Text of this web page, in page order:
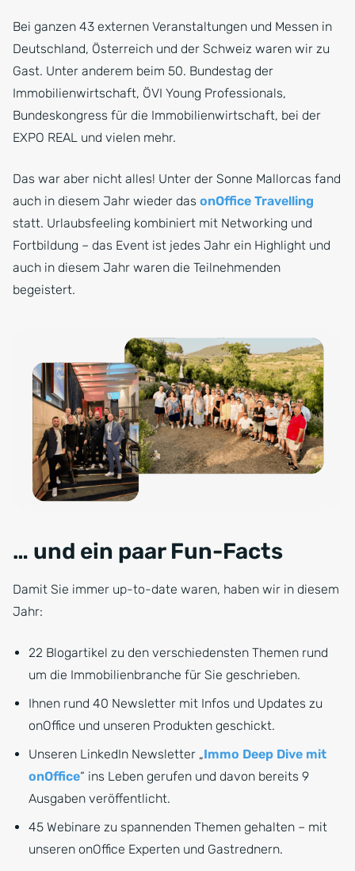
Bei ganzen 43 externen Veranstaltungen und Messen in
Deutschland, Österreich und der Schweiz waren wir zu
Gast. Unter anderem beim 50. Bundestag der
Immobilienwirtschaft, ÖVI Young Professionals,
Bundeskongress für die Immobilienwirtschaft, bei der
EXPO REAL und vielen mehr.
Das war aber nicht alles! Unter der Sonne Mallorcas fand
auch in diesem Jahr wieder das onOffice Travelling
statt. Urlaubsfeeling kombiniert mit Networking und
Fortbildung – das Event ist jedes Jahr ein Highlight und
auch in diesem Jahr waren die Teilnehmenden
begeistert.
… und ein paar Fun-Facts
Damit Sie immer up-to-date waren, haben wir in diesem
Jahr:
22 Blogartikel zu den verschiedensten Themen rund
um die Immobilienbranche für Sie geschrieben.
Ihnen rund 40 Newsletter mit Infos und Updates zu
onOffice und unseren Produkten geschickt.
Unseren LinkedIn Newsletter „Immo Deep Dive mit
onOffice“ ins Leben gerufen und davon bereits 9
Ausgaben veröffentlicht.
45 Webinare zu spannenden Themen gehalten – mit
unseren onOffice Experten und Gastrednern.